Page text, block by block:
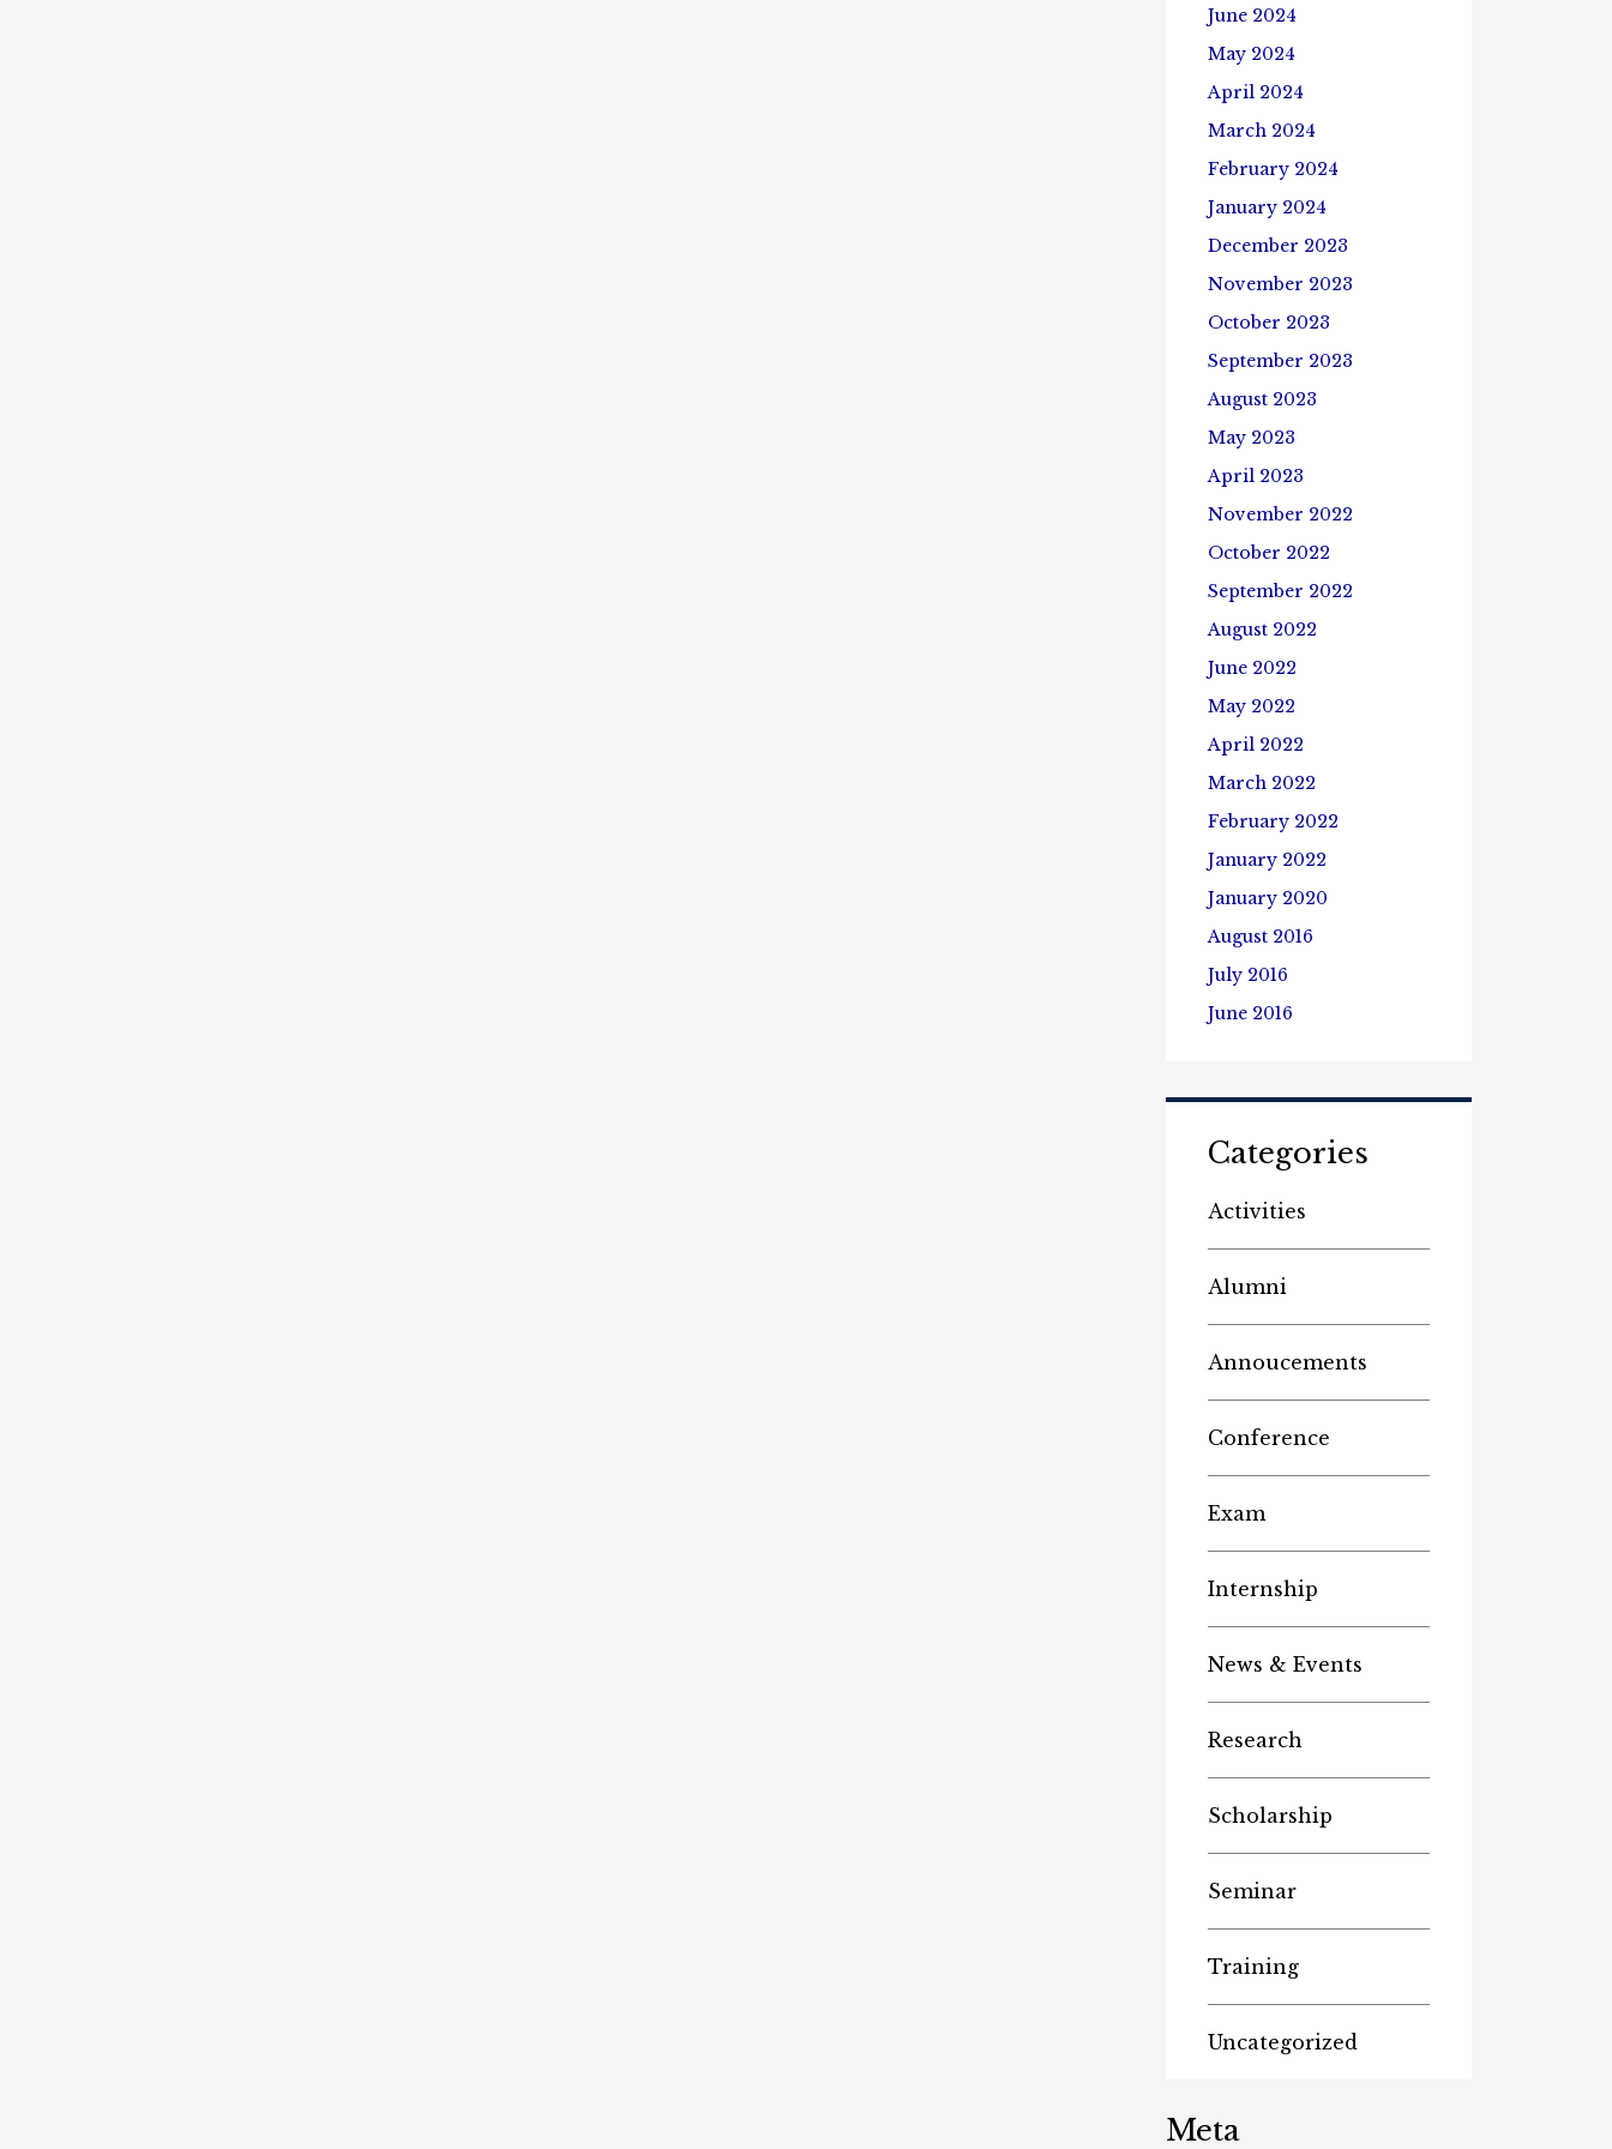
June 2024
May 2024
April 2024
March 2024
February 2024
January 2024
December 2023
November 2023
October 2023
September 2023
August 2023
May 2023
April 2023
November 2022
October 2022
September 2022
August 2022
June 2022
May 2022
April 2022
March 2022
February 2022
January 2022
January 2020
August 2016
July 2016
June 2016
Categories
Activities
Alumni
Annoucements
Conference
Exam
Internship
News & Events
Research
Scholarship
Seminar
Training
Uncategorized
Meta